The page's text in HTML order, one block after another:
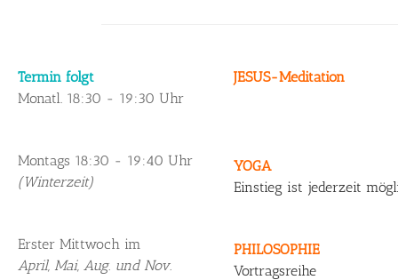
Termin folgt
Monatl. 18:30 - 19:30 Uhr
Montags 18:30 - 19:40 Uhr
(Winterzeit)
Erster Mittwoch im
April, Mai, Aug. und Nov.
JESUS-Meditation
YOGA
Einstieg ist jederzeit
PHILOSOPHIE
Vortragsreihe